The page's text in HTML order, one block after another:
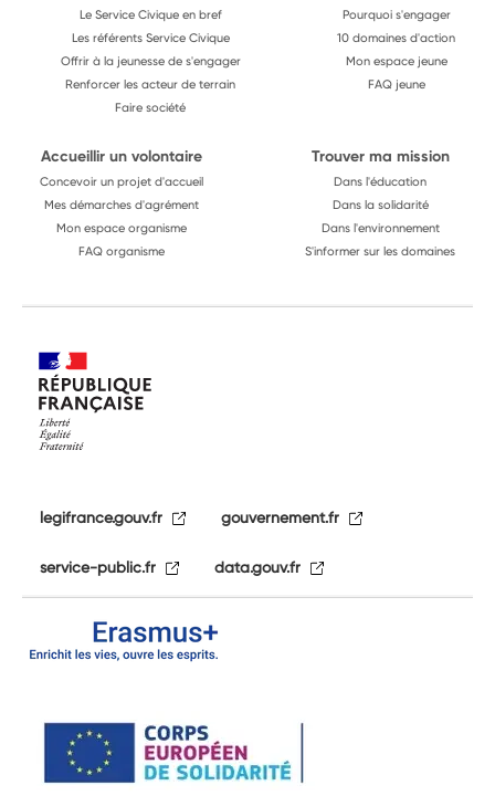
Le Service Civique en bref
Les référents Service Civique
Offrir à la jeunesse de s'engager
Renforcer les acteur de terrain
Faire société
Pourquoi s'engager
10 domaines d'action
Mon espace jeune
FAQ jeune
Accueillir un volontaire
Concevoir un projet d'accueil
Mes démarches d'agrément
Mon espace organisme
FAQ organisme
Trouver ma mission
Dans l'éducation
Dans la solidarité
Dans l'environnement
S'informer sur les domaines
legifrance.gouv.fr gouvernement.fr
service-public.fr data.gouv.fr